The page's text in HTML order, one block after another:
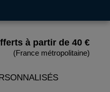
à partir de 40 €
(France métropolitaine)